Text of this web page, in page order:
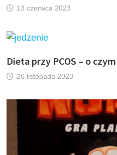
13 czerwca 2023
Dieta przy PCOS – o
26 listopada 2023